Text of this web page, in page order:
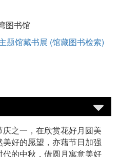
图书馆
题馆藏书展 (馆藏图书检索)
之一，在欣赏花好月圆美
好的愿望，亦藉节日加强
的中秋，借圆月寓意美好